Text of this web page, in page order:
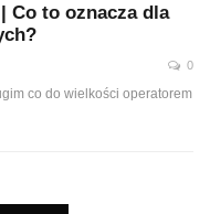
Co to oznacza dla
0
co do wielkości operatorem